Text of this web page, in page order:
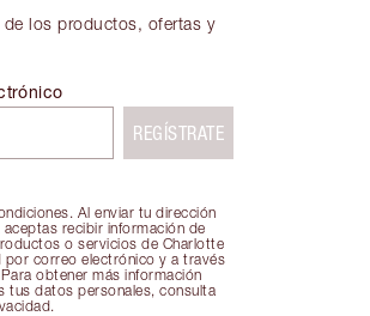
los productos, ofertas y
Al enviar tu dirección
recibir información de
o servicios de Charlotte
por correo electrónico y a través
obtener más información
tus datos personales, consulta
REGÍSTRATE